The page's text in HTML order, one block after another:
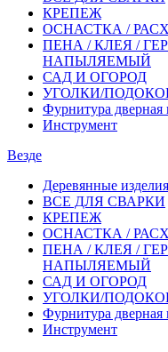
КРЕПЕЖ
ОСНАСТКА /
ПЕНА / КЛЕЯ /
НАПЫЛЯЕМЫЙ
САД И ОГОРОД
УГОЛКИ/
Фурнитура дверная
Инструмент
Везде
Деревянные изделия
ВСЕ ДЛЯ СВАРКИ
КРЕПЕЖ
ОСНАСТКА /
ПЕНА / КЛЕЯ /
НАПЫЛЯЕМЫЙ
САД И ОГОРОД
УГОЛКИ/
Фурнитура дверная
Инструмент